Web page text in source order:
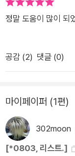
정말 도움이 많이 되
공감 (2) 댓글 (0)
마이페이퍼 (1편)
302moon
[*0803, 리스트.]